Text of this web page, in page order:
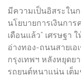
มีความเป็นอิสระในก
นโยบายการเงินกา
เดือนแล้ว” เศรษฐา
อ่างทอง-ถนนสายเอ
กรุงเทพฯ หลังหยุดย
รถยนต์หนาแน่น เต็